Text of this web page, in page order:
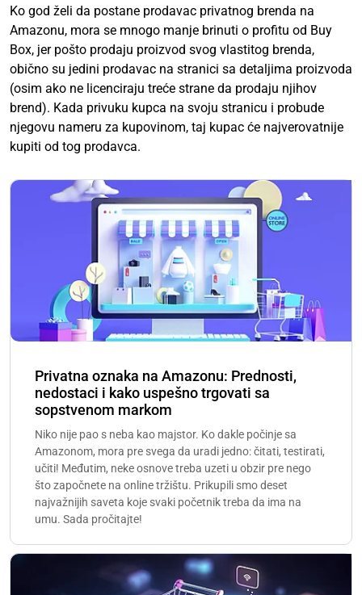
Ko god želi da postane prodavac privatnog brenda na
Amazonu, mora se mnogo manje brinuti o profitu od Buy
Box, jer pošto prodaju proizvod svog vlastitog brenda,
obično su jedini prodavac na stranici sa detaljima proizvoda
(osim ako ne licenciraju treće strane da prodaju njihov
brend). Kada privuku kupca na svoju stranicu i probude
njegovu nameru za kupovinom, taj kupac će najverovatnije
kupiti od tog prodavca.
Privatna oznaka na Amazonu: Prednosti,
nedostaci i kako uspešno trgovati sa
sopstvenom markom
Niko nije pao s neba kao majstor. Ko dakle počinje sa
Amazonom, mora pre svega da uradi jedno: čitati, testirati,
učiti! Međutim, neke osnove treba uzeti u obzir pre nego
što započnete na online tržištu. Prikupili smo deset
najvažnijih saveta koje svaki početnik treba da ima na
umu. Sada pročitajte!